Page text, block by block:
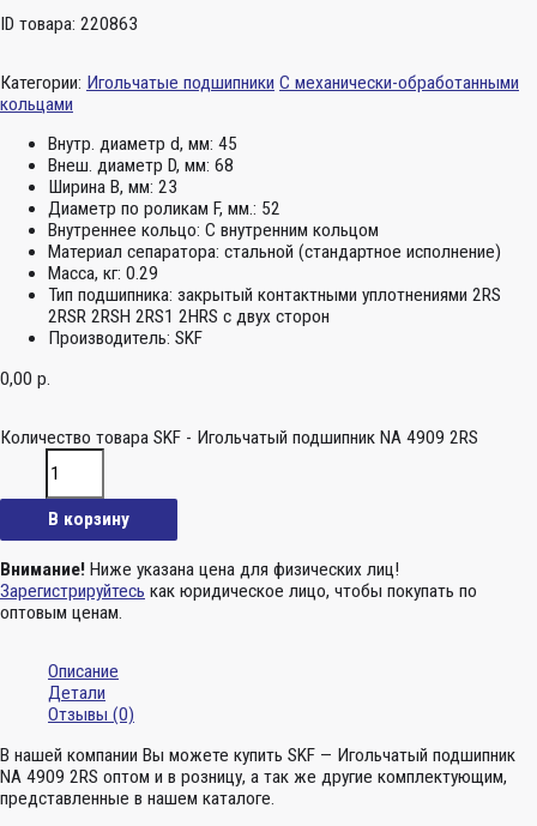
ID товара: 220863
Категории: Игольчатые подшипники С механически-обработанными
кольцами
Внутр. диаметр d, мм: 45
Внеш. диаметр D, мм: 68
Ширина B, мм: 23
Диаметр по роликам F, мм.: 52
Внутреннее кольцо: С внутренним кольцом
Материал сепаратора: стальной (стандартное исполнение)
Масса, кг: 0.29
Тип подшипника: закрытый контактными уплотнениями 2RS
2RSR 2RSH 2RS1 2HRS с двух сторон
Производитель: SKF
0,00 р.
Количество товара SKF - Игольчатый подшипник NA 4909 2RS
В корзину
Внимание! Ниже указана цена для физических лиц!
Зарегистрируйтесь как юридическое лицо, чтобы покупать по
оптовым ценам.
Описание
Детали
Отзывы (0)
В нашей компании Вы можете купить SKF — Игольчатый подшипник
NA 4909 2RS оптом и в розницу, а так же другие комплектующим,
представленные в нашем каталоге.